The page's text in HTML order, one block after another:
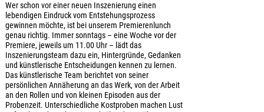
Wer schon vor einer neuen Inszenierung einen
lebendigen Eindruck vom Entstehungsprozess
gewinnen möchte, ist bei unserem Premierenlunch
genau richtig. Immer sonntags – eine Woche vor der
Premiere, jeweils um 11.00 Uhr – lädt das
Inszenierungsteam dazu ein, Hintergründe, Gedanken
und künstlerische Entscheidungen kennen zu lernen.
Das künstlerische Team berichtet von seiner
persönlichen Annäherung an das Werk, von der Arbeit
an den Rollen und von kleinen Episoden aus der
Probenzeit. Unterschiedliche Kostproben machen Lust